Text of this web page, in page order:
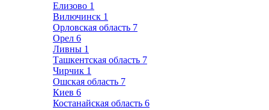
Елизово 1
Вилючинск 1
Орловская область 7
Орел 6
Ливны 1
Ташкентская область 7
Чирчик 1
Ошская область 7
Киев 6
Костанайская область 6